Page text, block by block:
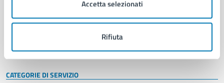
Accetta selezionati
Rifiuta
Personale amministrativo
Intranet, posta aziendale e protocollo
CATEGORIE DI SERVIZIO